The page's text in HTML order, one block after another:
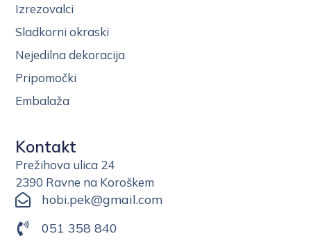
Izrezovalci
Sladkorni okraski
Nejedilna dekoracija
Pripomočki
Embalaža
Kontakt
Prežihova ulica 24
2390 Ravne na Koroškem
hobi.pek@gmail.com
051 358 840